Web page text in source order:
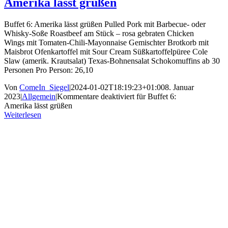
Amerika lässt grüßen
Buffet 6: Amerika lässt grüßen Pulled Pork mit Barbecue- oder
Whisky-Soße Roastbeef am Stück – rosa gebraten Chicken
Wings mit Tomaten-Chili-Mayonnaise Gemischter Brotkorb mit
Maisbrot Ofenkartoffel mit Sour Cream Süßkartoffelpüree Cole
Slaw (amerik. Krautsalat) Texas-Bohnensalat Schokomuffins ab 30
Personen Pro Person: 26,10
Von ComeIn_Siegel|2024-01-02T18:19:23+01:008. Januar
2023|Allgemein|Kommentare deaktiviert für Buffet 6:
Amerika lässt grüßen
Weiterlesen